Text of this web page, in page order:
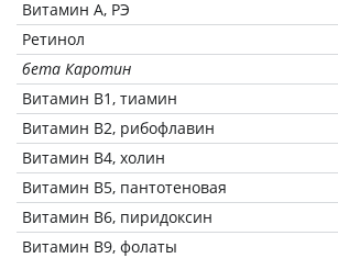
Витамин А, РЭ
Ретинол
бета Каротин
Витамин В1, тиамин
Витамин В2, рибофлавин
Витамин В4, холин
Витамин В5, пантотеновая
Витамин В6, пиридоксин
Витамин В9, фолаты